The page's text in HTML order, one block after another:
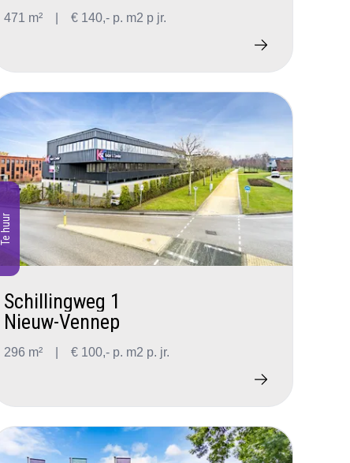
471 m² € 140,- p. m2 p jr.
Te huur
Schillingweg 1
Nieuw-Vennep
296 m² € 100,- p. m2 p. jr.